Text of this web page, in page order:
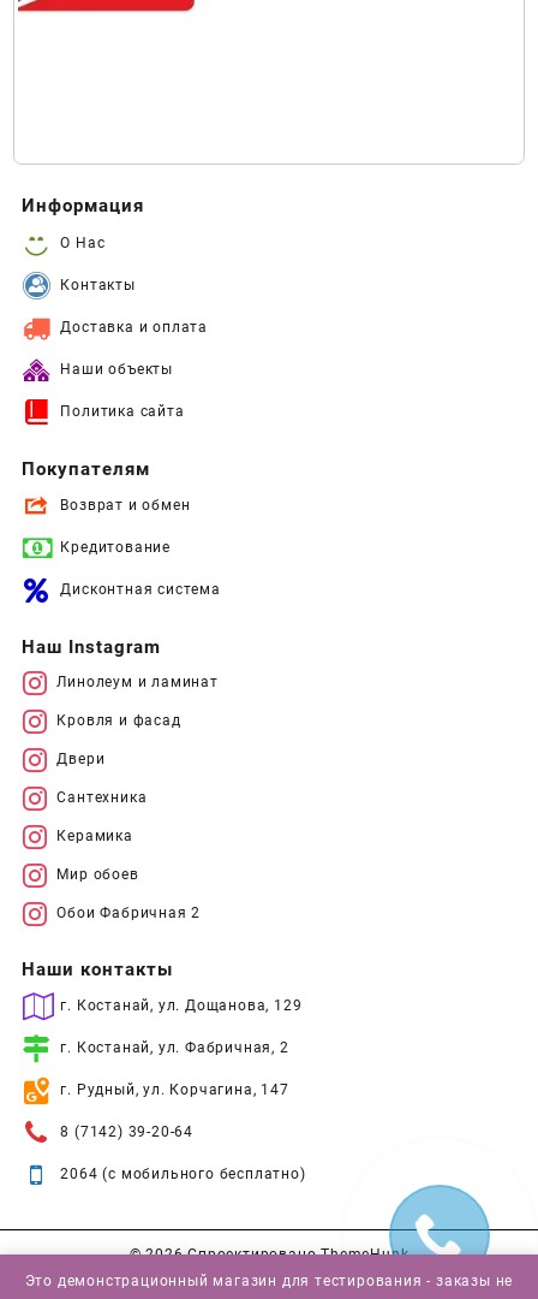
Информация
О Нас
Контакты
Доставка и оплата
Наши объекты
Политика сайта
Покупателям
Возврат и обмен
Кредитование
Дисконтная система
Наш Instagram
Линолеум и ламинат
Кровля и фасад
Двери
Сантехника
Керамика
Мир обоев
Обои Фабричная 2
Наши контакты
г. Костанай, ул. Дощанова, 129
г. Костанай, ул. Фабричная, 2
г. Рудный, ул. Корчагина, 147
8 (7142) 39-20-64
2064 (с мобильного бесплатно)
© 2026Спроектировано ThemeHunk
Это демонстрационный магазин для тестирования - заказы не